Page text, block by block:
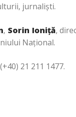
jurnalişti.
, Sorin Ioniţă,
Naţional.
21 211 1477.